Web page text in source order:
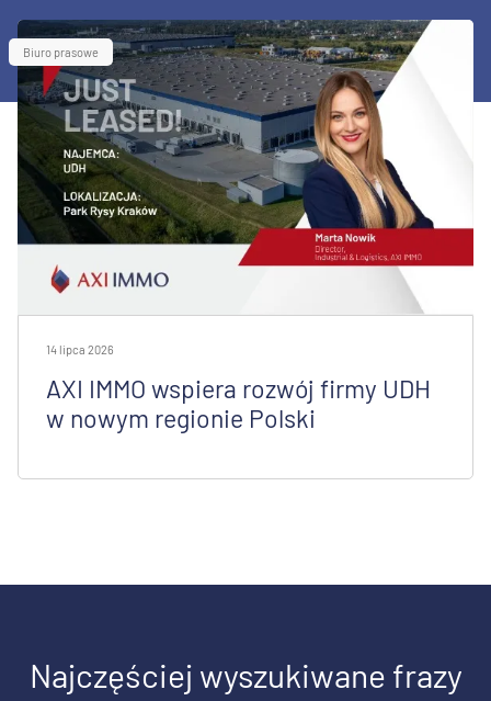
Biuro prasowe
14 lipca 2026
AXI IMMO wspiera rozwój firmy UDH
w nowym regionie Polski
Najczęściej wyszukiwane frazy